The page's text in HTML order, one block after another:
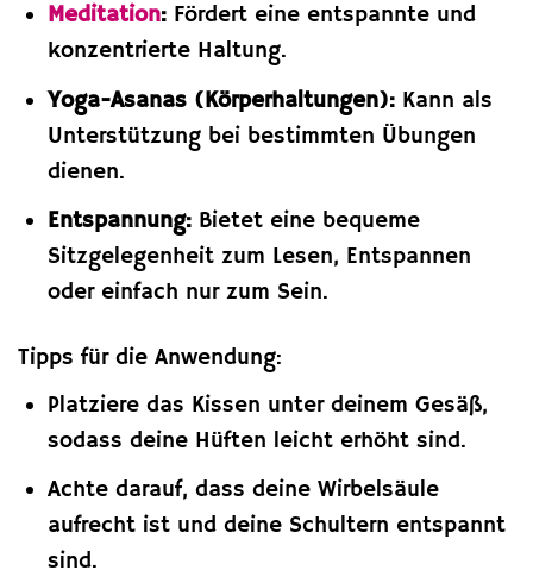
Meditation:Fördert eine entspannte und
konzentrierte Haltung.
Yoga-Asanas (Körperhaltungen):Kann als
Unterstützung bei bestimmten Übungen
dienen.
Entspannung:Bietet eine bequeme
Sitzgelegenheit zum Lesen, Entspannen
oder einfach nur zum Sein.
Tipps für die Anwendung:
Platziere das Kissen unter deinem Gesäß,
sodass deine Hüften leicht erhöht sind.
Achte darauf, dass deine Wirbelsäule
aufrecht ist und deine Schultern entspannt
sind.